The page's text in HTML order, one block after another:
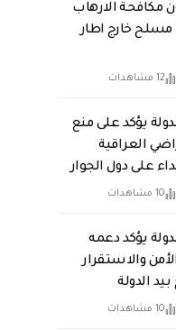
مكافحة الارهاب
خارج اطار
12 مشاهدات
يؤكد على منع
العراقية
على دول الجوار
10 مشاهدات
يؤكد دعمه
والاستقرار
الدولة
10 مشاهدات